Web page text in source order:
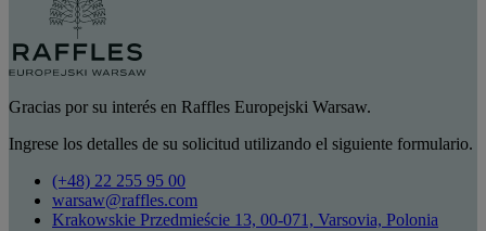
Gracias por su interés en Raffles Europejski Warsaw.
Ingrese los detalles de su solicitud utilizando el siguiente formulario.
(+48) 22 255 95 00
warsaw@raffles.com
Krakowskie Przedmieście 13, 00-071, Varsovia, Polonia